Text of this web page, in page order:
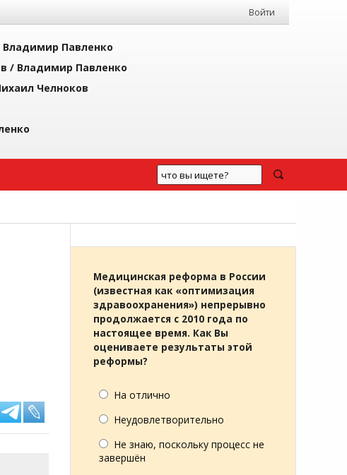
Войти
Владимир Павленко
/ Владимир Павленко
Челноков
Медицинская реформа в России
(известная как «оптимизация
здравоохранения») непрерывно
продолжается с 2010 года по
настоящее время. Как Вы
оцениваете результаты этой
реформы?
На отлично
Неудовлетворительно
Не знаю, поскольку процесс не
завершён